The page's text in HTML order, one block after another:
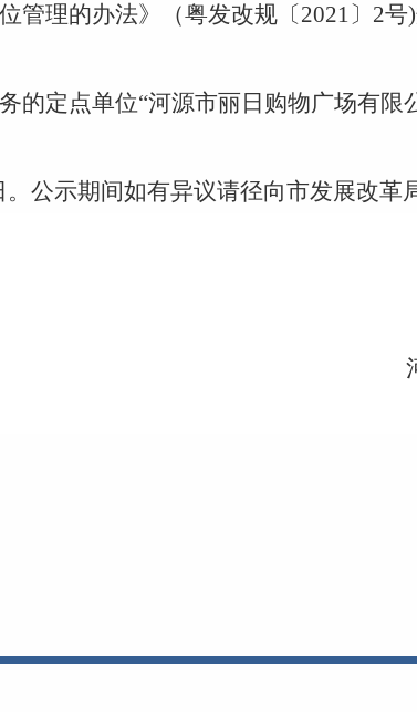
管理的办法》（粤发改规 〔2021〕 2号)
的定点单位“河源市丽日购物广场有限
。公示期间如有异议请径向市发展改革